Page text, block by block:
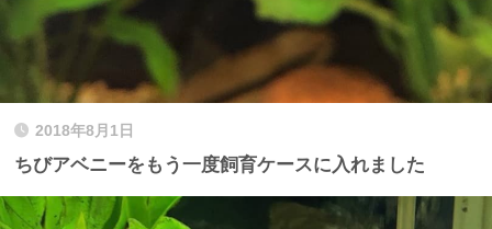
2018年8月1日
ちびアベニーをもう一度飼育ケースに入れました